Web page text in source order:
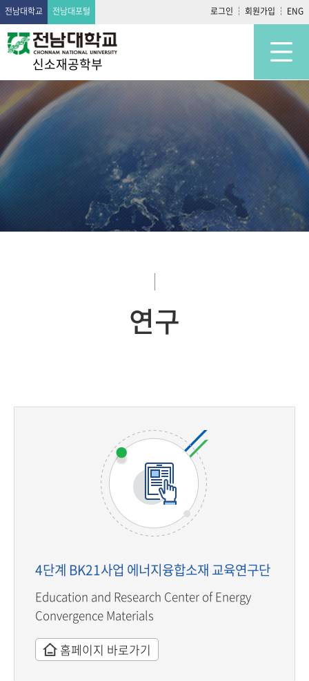
전남대학교 전남대포털 로그인 회원가입 ENG
신소재공학부
연구
4단계 BK21사업 에너지융합소재 교육연구단
Education and Research Center of Energy
Convergence Materials
홈페이지 바로가기